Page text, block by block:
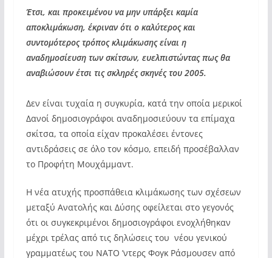
Έτσι, και προκειμένου να μην υπάρξει καμία
αποκλιμάκωση, έκριναν ότι ο καλύτερος και
συντομότερος τρόπος κλιμάκωσης είναι η
αναδημοσίευση των σκίτσων, ευελπιστώντας πως θα
αναβιώσουν έτσι τις σκληρές σκηνές του 2005.
Δεν είναι τυχαία η συγκυρία, κατά την οποία μερικοί
Δανοί δημοσιογράφοι αναδημοσιεύουν τα επίμαχα
σκίτσα, τα οποία είχαν προκαλέσει έντονες
αντιδράσεις σε όλο τον κόσμο, επειδή προσέβαλλαν
το Προφήτη Μουχάμμαντ.
Η νέα ατυχής προσπάθεια κλιμάκωσης των σχέσεων
μεταξύ Ανατολής και Δύσης οφείλεται στο γεγονός
ότι οι συγκεκριμένοι δημοσιογράφοι ενοχλήθηκαν
μέχρι τρέλας από τις δηλώσεις του νέου γενικού
γραμματέως του ΝΑΤΟ ’ντερς Φογκ Ράσμουσεν από